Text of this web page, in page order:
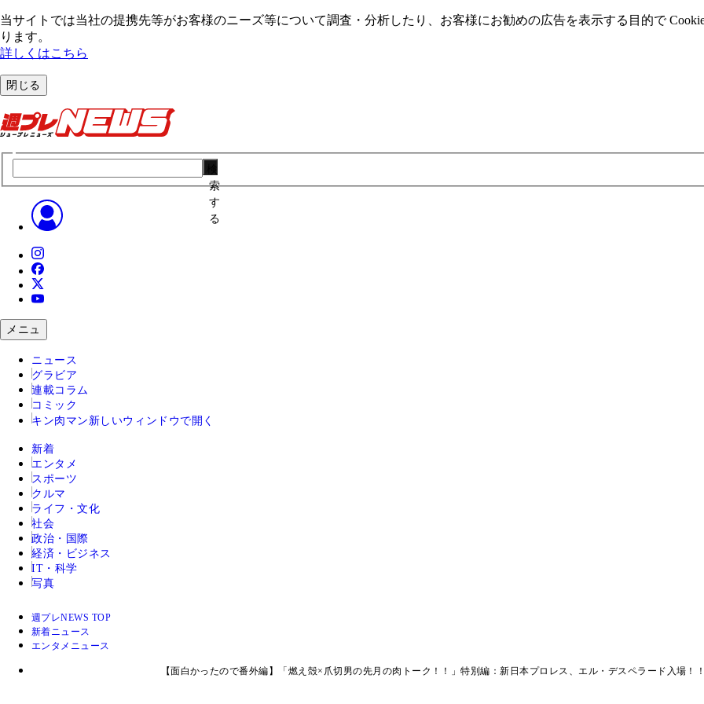
当サイトでは当社の提携先等がお客様のニーズ等について調査・分析したり、お客様にお勧めの広告を表⽰する⽬的で
ります。
詳しくはこちら
閉じる
索
す
る
メニュ
ニュース
グラビア
連載コラム
コミック
キン肉マン 新しいウィンドウで開く
新着
エンタメ
スポーツ
クルマ
ライフ・文化
社会
政治・国際
経済・ビジネス
IT・科学
写真
週プレNEWS TOP
新着ニュース
エンタメニュース
【面白かったので番外編】「燃え殻×爪切男の先月の肉トーク！！」特別編：新日本プロレス、エル・デスペラード入場！